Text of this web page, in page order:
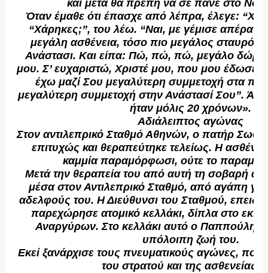
και μετά θα πρέπη να σε πάνε στο
Όταν έμαθε ότι έπασχε από λέπρα, έλεγε:
“Χάρηκες;”, του λέω. “Ναι, με γέμισε
μεγάλη ασθένεια, τόσο πιο μεγάλος σταυρός,
Ανάστασι. Και είπα: Πώ, πώ, πώ, μεγάλο
μου. Σ’ ευχαριστώ, Χριστέ μου, που μου
έχω μαζί Σου μεγαλύτερη συμμετοχή στα
μεγαλύτερη συμμετοχή στην Ανάστασί Σου”.
ήταν μόλις 20 χρόνων».
Αδιάλειπτος αγώνας
Στον αντιλεπρικό Σταθμό Αθηνών, ο πατήρ
επιτυχώς και θεραπεύτηκε τελείως. Η
καμμία παραμόρφωσι, ούτε το
Μετά την θεραπεία του από αυτή τη σοβαρή
μέσα στον Αντιλεπρικό Σταθμό, από αγάπη
αδελφούς του. Η Διεύθυνσι του Σταθμού,
παρεχώρησε ατομικό κελλάκι, δίπλα στο
Αναργύρων. Στο κελλάκι αυτό ο Παππούλης
υπόλοιπη ζωή του.
Εκεί ξανάρχισε τους πνευματικούς αγώνες, που
του στρατού και της ασθενείας